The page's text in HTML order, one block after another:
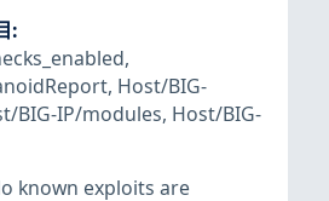
:
,
, Host/BIG-
BIG-IP/modules, Host/BIG-
known exploits are